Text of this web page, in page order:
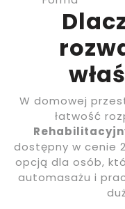
W domowej
łatwość
dostępny w cenie
opcją dla osób,
automasażu i